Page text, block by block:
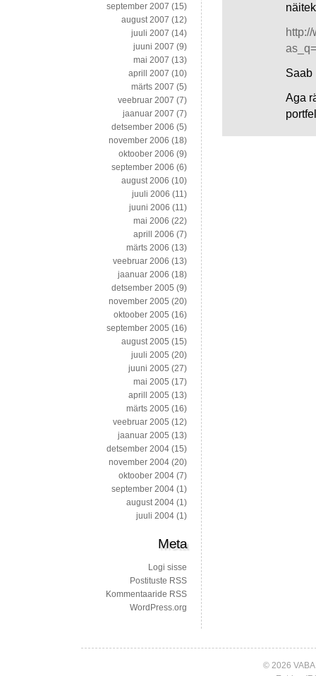
Saab
Aga
september 2007 (15)
august 2007 (12)
juuli 2007 (14)
juuni 2007 (9)
mai 2007 (13)
aprill 2007 (10)
märts 2007 (5)
veebruar 2007 (7)
jaanuar 2007 (7)
detsember 2006 (5)
november 2006 (18)
oktoober 2006 (9)
september 2006 (6)
august 2006 (10)
juuli 2006 (11)
juuni 2006 (11)
mai 2006 (22)
aprill 2006 (7)
märts 2006 (13)
veebruar 2006 (13)
jaanuar 2006 (18)
detsember 2005 (9)
november 2005 (20)
oktoober 2005 (16)
september 2005 (16)
august 2005 (15)
juuli 2005 (20)
juuni 2005 (27)
mai 2005 (17)
aprill 2005 (13)
märts 2005 (16)
veebruar 2005 (12)
jaanuar 2005 (13)
detsember 2004 (15)
november 2004 (20)
oktoober 2004 (7)
september 2004 (1)
august 2004 (1)
juuli 2004 (1)
Meta
Logi sisse
Postituste RSS
Kommentaaride RSS
WordPress.org
© 2026